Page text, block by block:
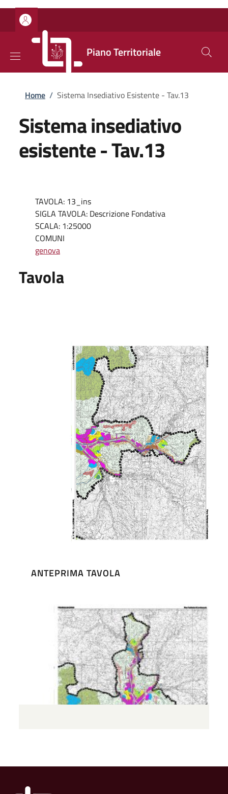
Salta al contenuto principale
Skip to footer content
Piano Territoriale
Briciole di pane
Home / Sistema Insediativo Esistente - Tav.13
Sistema insediativo
esistente - Tav.13
TAVOLA: 13_ins
SIGLA TAVOLA: Descrizione Fondativa
SCALA: 1:25000
COMUNI
genova
Tavola
ANTEPRIMA TAVOLA